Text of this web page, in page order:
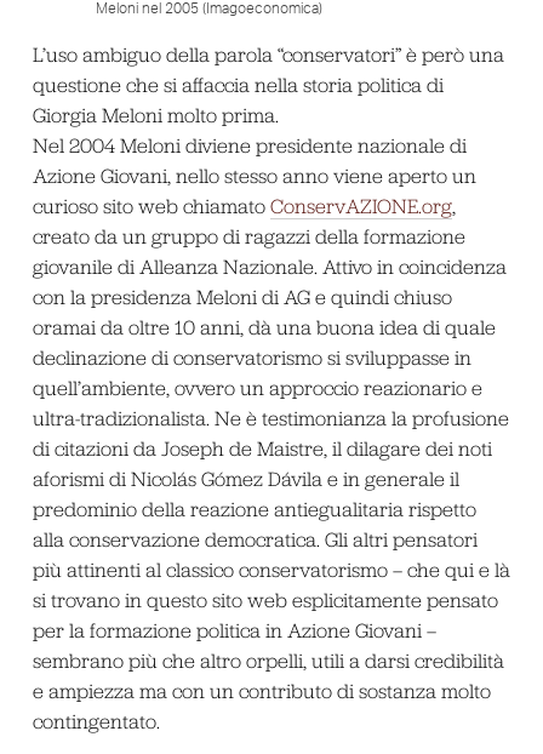
Meloni nel 2005 (Imagoeconomica)
L’uso ambiguo della parola “conservatori” è però una
questione che si affaccia nella storia politica di
Giorgia Meloni molto prima.
Nel 2004 Meloni diviene presidente nazionale di
Azione Giovani, nello stesso anno viene aperto un
curioso sito web chiamato ConservAZIONE.org,
creato da un gruppo di ragazzi della formazione
giovanile di Alleanza Nazionale. Attivo in coincidenza
con la presidenza Meloni di AG e quindi chiuso
oramai da oltre 10 anni, dà una buona idea di quale
declinazione di conservatorismo si sviluppasse in
quell’ambiente, ovvero un approccio reazionario e
ultra-tradizionalista. Ne è testimonianza la profusione
di citazioni da Joseph de Maistre, il dilagare dei noti
aforismi di Nicolás Gómez Dávila e in generale il
predominio della reazione antiegualitaria rispetto
alla conservazione democratica. Gli altri pensatori
più attinenti al classico conservatorismo – che qui e là
si trovano in questo sito web esplicitamente pensato
per la formazione politica in Azione Giovani –
sembrano più che altro orpelli, utili a darsi credibilità
e ampiezza ma con un contributo di sostanza molto
contingentato.